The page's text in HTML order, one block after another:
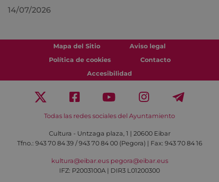
14/07/2026
Mapa del Sitio
Aviso legal
Política de cookies
Contacto
Accesibilidad
Todas las redes sociales del Ayuntamiento
Cultura - Untzaga plaza, 1 | 20600 Eibar
Tfno.: 943 70 84 39 / 943 70 84 00 (Pegora) | Fax: 943 70 84 16
kultura@eibar.eus pegora@eibar.eus
IFZ: P2003100A | DIR3 L01200300